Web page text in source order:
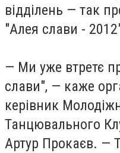
відділень — так
"Алея слави -
— Ми уже втретє
слави", — каже
керівник
Танцювального
Артур Прокаєв. —